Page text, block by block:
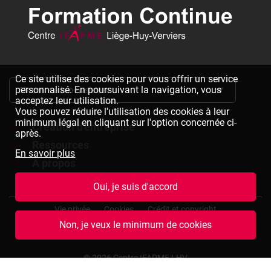
Ce site utilise des cookies pour vous offrir un service
personnalisé. En poursuivant la navigation, vous
acceptez leur utilisation.
Vous pouvez réduire l'utilisation des cookies à leur
minimum légal en cliquant sur l'option concernée ci-
après.
En savoir plus
Oui, je suis d'accord
Non, je veux le minimum de cookies
S'inscrire à la newsletter
Création d'entreprise
Formations à la création d'entreprise
Chèques formation à la création d'entreprise
Bulletin d'inscription à télécharger
Le centre IFAPME Liège-Huy-Verviers
Nos missions et valeurs
Devenir formateur
Rejoindre notre équipe
Consulter des offres d'emplois
Pied
(termes
Vie privée Cookies Crédit et copyright
© 2026 Centre IFAPME LHV